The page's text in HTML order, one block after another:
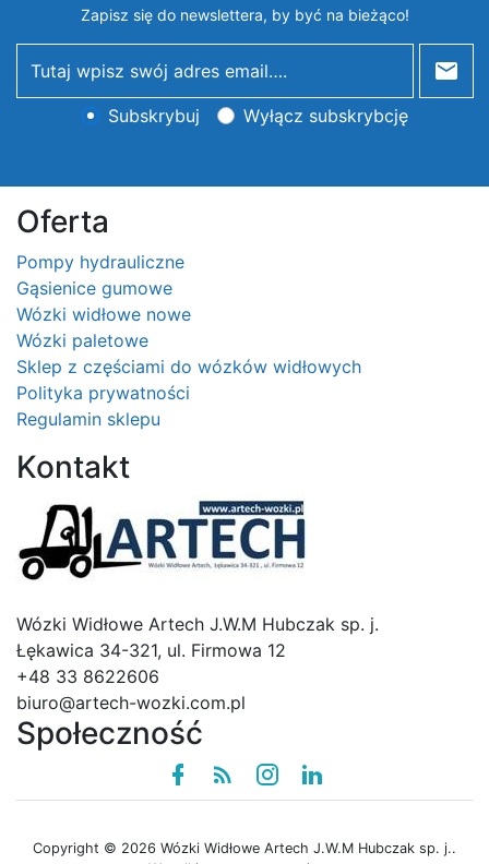
Zapisz się do newslettera, by być na bieżąco!
newsletter
Subskrybuj Wyłącz subskrybcję
Oferta
Pompy hydrauliczne
Gąsienice gumowe
Wózki widłowe nowe
Wózki paletowe
Sklep z częściami do wózków widłowych
Polityka prywatności
Regulamin sklepu
Kontakt
Wózki Widłowe Artech J.W.M Hubczak sp. j.
Łękawica 34-321, ul. Firmowa 12
+48 33 8622606
biuro@artech-wozki.com.pl
Społeczność
Facebook
Rssinstagram
linkedin
Copyright © 2026 Wózki Widłowe Artech J.W.M Hubczak sp. j..